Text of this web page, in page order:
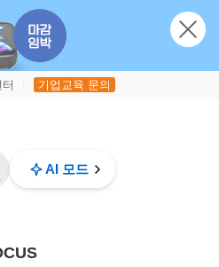
기업교육 문의
AI 모드